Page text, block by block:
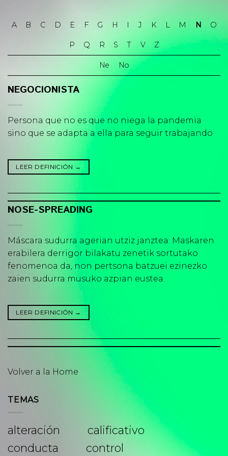
A B C D E F G H I J K L M N O
P Q R S T V Z
Ne No
NEGOCIONISTA
Persona que no es que no niega la pandemia
sino que se adapta a ella para seguir trabajando
LEER DEFINICIÓN →
NOSE-SPREADING
Máscara sudurra agerian utziz janztea. Maskaren
erabilera derrigor bilakatu zenetik sortutako
fenomenoa da, non pertsona batzuei ezinezko
zaien sudurra musuko azpian eustea.
LEER DEFINICIÓN →
Volver a la Home
TEMAS
alteración
calificativo
conducta
control